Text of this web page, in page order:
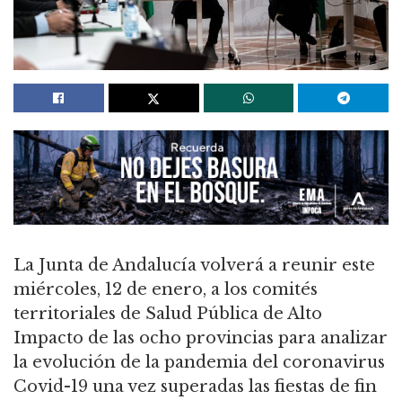
La Junta de Andalucía volverá a reunir este
miércoles, 12 de enero, a los comités
territoriales de Salud Pública de Alto
Impacto de las ocho provincias para analizar
la evolución de la pandemia del coronavirus
Covid-19 una vez superadas las fiestas de fin